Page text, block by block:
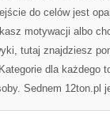
do celów jest
motywacji albo
tutaj znajdziesz
dla każdego
Sednem 12ton.pl